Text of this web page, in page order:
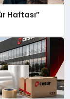
Haftası”